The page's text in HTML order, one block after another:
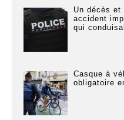
Un décès
accident
qui
Casque à
obligatoire